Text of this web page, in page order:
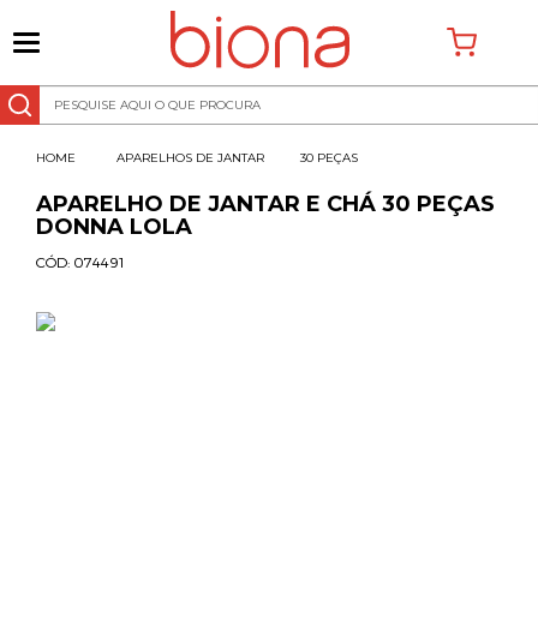
APARELHOS DE JANTAR 30 PEÇAS
APARELHO DE JANTAR E CHÁ 30 PEÇAS
DONNA LOLA
CÓD: 074491